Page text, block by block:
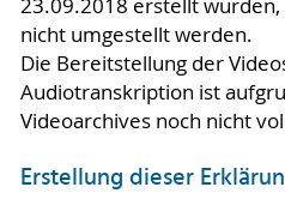
23.09.2018 erstellt
nicht umgestellt werden.
Die Bereitstellung der
Audiotranskription ist
Videoarchives noch nicht
Erstellung dieser